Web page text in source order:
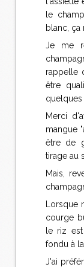
le
blanc, ça
Je me
rappelle
être
quelques
Merci
mangue
être de
tirage au
Mais,
courge
le riz
fondu à
J'ai